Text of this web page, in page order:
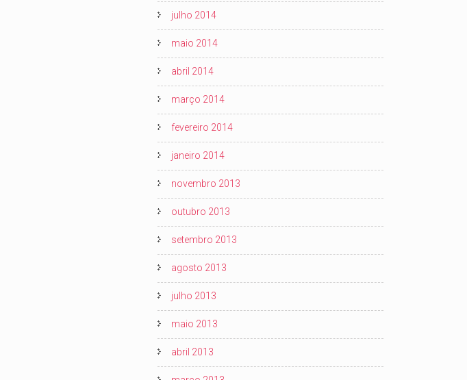
julho 2014
maio 2014
abril 2014
março 2014
fevereiro 2014
janeiro 2014
novembro 2013
outubro 2013
setembro 2013
agosto 2013
julho 2013
maio 2013
abril 2013